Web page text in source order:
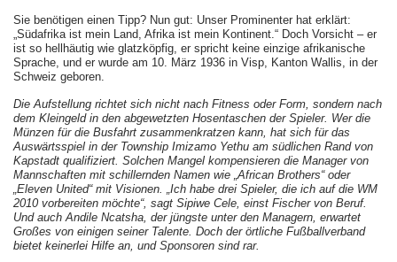
Sie benötigen einen Tipp? Nun gut: Unser Prominenter hat erklärt:
„Südafrika ist mein Land, Afrika ist mein Kontinent.“ Doch Vorsicht – er
ist so hellhäutig wie glatzköpfig, er spricht keine einzige afrikanische
Sprache, und er wurde am 10. März 1936 in Visp, Kanton Wallis, in der
Schweiz geboren.
Die Aufstellung richtet sich nicht nach Fitness oder Form, sondern nach
dem Kleingeld in den abgewetzten Hosentaschen der Spieler. Wer die
Münzen für die Busfahrt zusammenkratzen kann, hat sich für das
Auswärtsspiel in der Township Imizamo Yethu am südlichen Rand von
Kapstadt qualifiziert. Solchen Mangel kompensieren die Manager von
Mannschaften mit schillernden Namen wie „African Brothers“ oder
„Eleven United“ mit Visionen. „Ich habe drei Spieler, die ich auf die WM
2010 vorbereiten möchte“, sagt Sipiwe Cele, einst Fischer von Beruf.
Und auch Andile Ncatsha, der jüngste unter den Managern, erwartet
Großes von einigen seiner Talente. Doch der örtliche Fußballverband
bietet keinerlei Hilfe an, und Sponsoren sind rar.